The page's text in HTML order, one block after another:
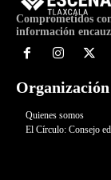
Comprometidos
información
Organización
Quienes somos
El Círculo: Consejo